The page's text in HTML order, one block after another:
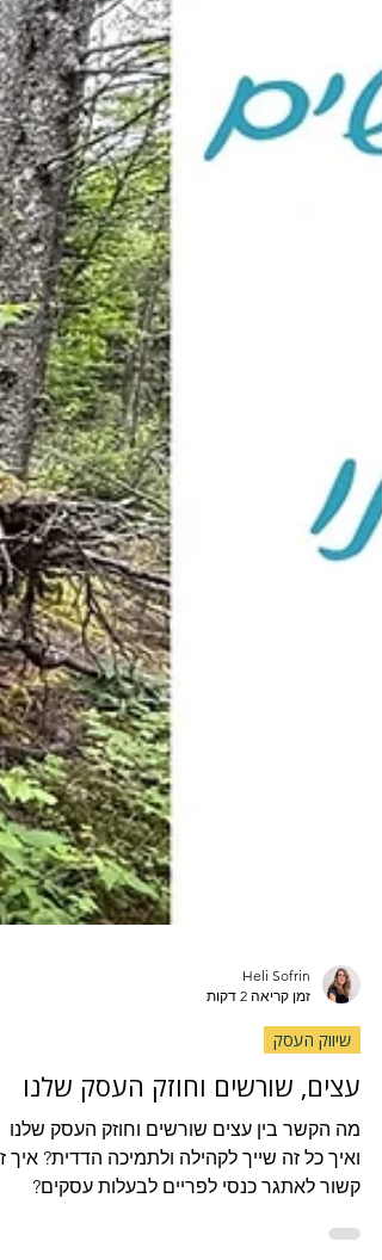
Heli Sofrin
שיווק העסק
עצים, שורשים וחוזק העסק שלנו
מה הקשר בין עצים שורשים וחוזק העסק שלנו